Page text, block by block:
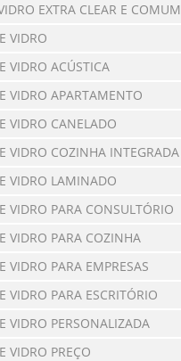
EXTRA CLEAR E COMUM
VIDRO
VIDRO ACÚSTICA
VIDRO APARTAMENTO
VIDRO CANELADO
VIDRO COZINHA INTEGRADA
VIDRO LAMINADO
VIDRO PARA CONSULTÓRIO
VIDRO PARA COZINHA
VIDRO PARA EMPRESAS
VIDRO PARA ESCRITÓRIO
VIDRO PERSONALIZADA
VIDRO PREÇO